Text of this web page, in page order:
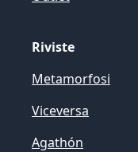
Riviste
Metamorfosi
Viceversa
Agathón